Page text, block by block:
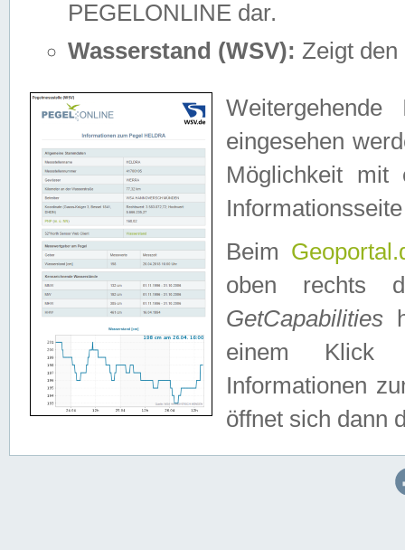
PEGELONLINE dar.
Wasserstand (WSV): Zeigt den
eingesehen
Möglichkeit mit
Beim
oben rechts
GetCapabilities
einem Klick
Informationen
öffnet sich dann